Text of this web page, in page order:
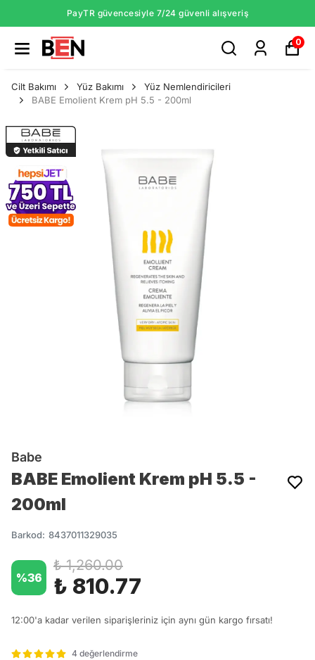
PayTR güvencesiyle 7/24 güvenli alışveriş
0
Cilt Bakımı Yüz Bakımı
Yüz Nemlendiricileri
BABE Emolient Krem pH 5.5 - 200ml
Babe
BABE Emolient Krem pH 5.5 -
200ml
Barkod: 8437011329035
%36
₺ 1,260.00
₺ 810.77
12:00'a kadar verilen siparişleriniz için aynı gün kargo fırsatı!
4 değerlendirme